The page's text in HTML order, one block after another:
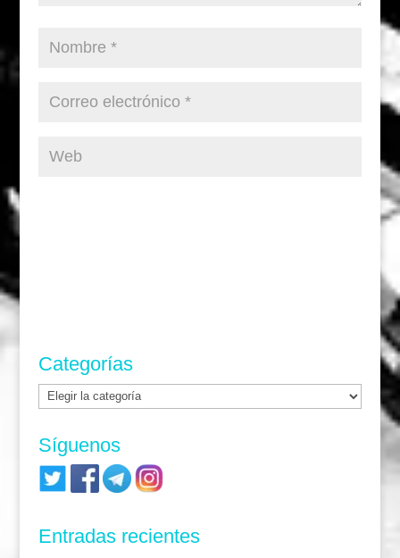
Categorías
Categorías
Síguenos
Entradas recientes